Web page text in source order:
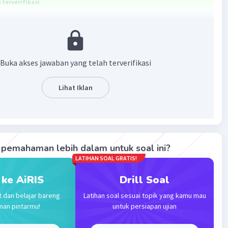
terverifikasi
pembahasan berikut.
akuntansi adalah suatu pedoman pelaksanaan akuntansi.
asas-asas akuntasi yaitu:
Akrual (accrual basic) dan dasar tunai (cash basic).
Usaha (unit entity, separates entity).
jawaban yang tepat adalah suatu pedoman
akuntansi.
·5.0(1) Balas
Buka akses jawaban yang telah terverifikasi
Lihat Iklan
lebih dalam untuk soal ini?
AiRIS
dan belajar bareng
pintarmu!
LATIHAN SOAL GRATIS!
Drill Soal
Latihan soal sesuai topik yang kamu mau
untuk persiapan ujian